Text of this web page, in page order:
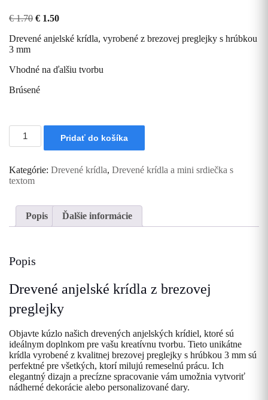
€1.70 Pôvodná
bola:
€ 1.50Aktuálna
je:
Drevené anjelské krídla, vyrobené z brezovej preglejky s hrúbkou
3 mm
Vhodné na ďalšiu tvorbu
Brúsené
množstvo
Drevené
10
cm
14,5cm
Pridať do košíka
Kategórie: Drevené krídla, Drevené krídla a mini srdiečka s
textom
Popis Ďalšie informácie
Popis
Drevené anjelské krídla z brezovej
preglejky
Objavte kúzlo našich drevených anjelských krídiel, ktoré sú
ideálnym doplnkom pre vašu kreatívnu tvorbu. Tieto unikátne
krídla vyrobené z kvalitnej brezovej preglejky s hrúbkou 3 mm sú
perfektné pre všetkých, ktorí milujú remeselnú prácu. Ich
elegantný dizajn a precízne spracovanie vám umožnia vytvoriť
nádherné dekorácie alebo personalizované dary.